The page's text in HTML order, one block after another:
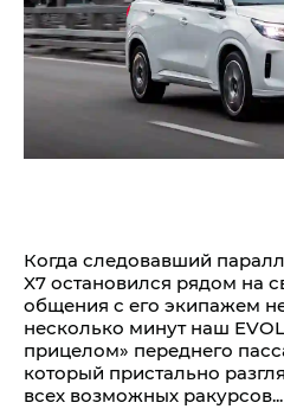
Когда следовавший
X7 остановился рядом на
общения с его экипажем
несколько минут наш
прицелом» переднего
который пристально
всех возможных ракурсов...